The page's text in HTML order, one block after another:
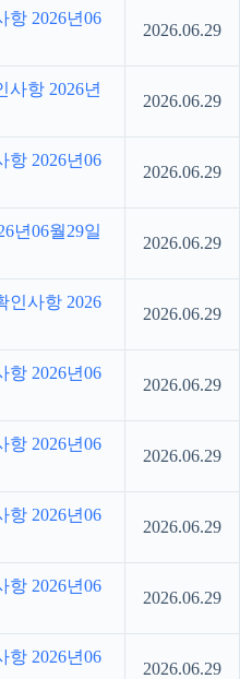
항 2026년06
2026.06.29
사항 2026년
2026.06.29
항 2026년06
2026.06.29
년06월29일
2026.06.29
인사항 2026
2026.06.29
항 2026년06
2026.06.29
항 2026년06
2026.06.29
항 2026년06
2026.06.29
항 2026년06
2026.06.29
항 2026년06
2026.06.29